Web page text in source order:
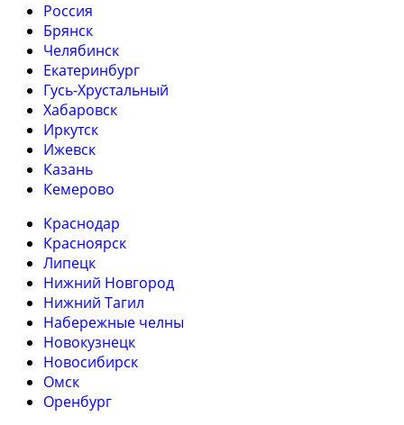
Россия
Брянск
Челябинск
Екатеринбург
Гусь-Хрустальный
Хабаровск
Иркутск
Ижевск
Казань
Кемерово
Краснодар
Красноярск
Липецк
Нижний Новгород
Нижний Тагил
Набережные челны
Новокузнецк
Новосибирск
Омск
Оренбург